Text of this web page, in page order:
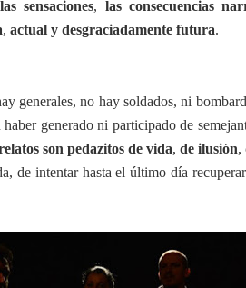
las sensaciones, las consecuencias
, actual y desgraciadamente futura.
generales, no hay soldados, ni
generado ni participado de
son pedazitos de vida, de ilusión,
de intentar hasta el último día